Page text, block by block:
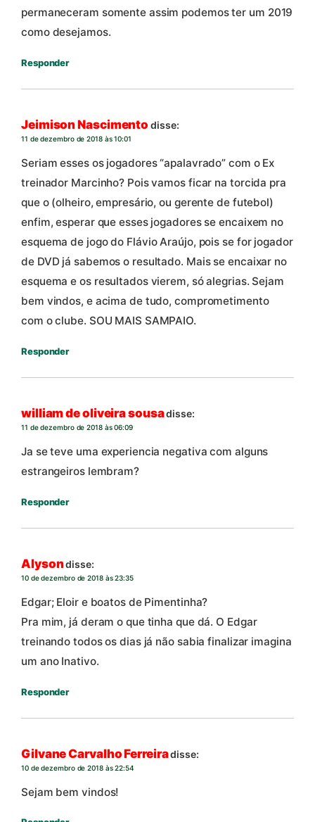
permaneceram somente assim podemos ter um 2019
como desejamos.
Responder
Jeimison Nascimento disse:
11 de dezembro de 2018 às 10:01
Seriam esses os jogadores “apalavrado” com o Ex
treinador Marcinho? Pois vamos ficar na torcida pra
que o (olheiro, empresário, ou gerente de futebol)
enfim, esperar que esses jogadores se encaixem no
esquema de jogo do Flávio Araújo, pois se for jogador
de DVD já sabemos o resultado. Mais se encaixar no
esquema e os resultados vierem, só alegrias. Sejam
bem vindos, e acima de tudo, comprometimento
com o clube. SOU MAIS SAMPAIO.
Responder
william de oliveira sousadisse:
11 de dezembro de 2018 às 06:09
Ja se teve uma experiencia negativa com alguns
estrangeiros lembram?
Responder
Alysondisse:
10 de dezembro de 2018 às 23:35
Edgar; Eloir e boatos de Pimentinha?
Pra mim, já deram o que tinha que dá. O Edgar
treinando todos os dias já não sabia finalizar imagina
um ano Inativo.
Responder
Gilvane Carvalho Ferreiradisse:
10 de dezembro de 2018 às 22:54
Sejam bem vindos!